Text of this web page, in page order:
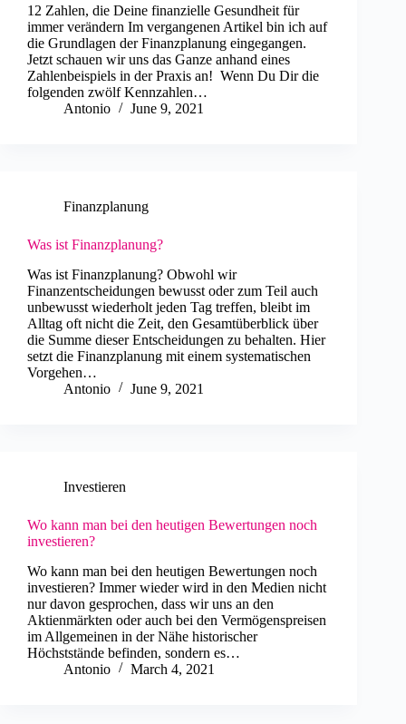
12 Zahlen, die Deine finanzielle Gesundheit für
immer verändern Im vergangenen Artikel bin ich auf
die Grundlagen der Finanzplanung eingegangen.
Jetzt schauen wir uns das Ganze anhand eines
Zahlenbeispiels in der Praxis an! Wenn Du Dir die
folgenden zwölf Kennzahlen…
Antonio
June 9, 2021
Finanzplanung
Was ist Finanzplanung?
Was ist Finanzplanung? Obwohl wir
Finanzentscheidungen bewusst oder zum Teil auch
unbewusst wiederholt jeden Tag treffen, bleibt im
Alltag oft nicht die Zeit, den Gesamtüberblick über
die Summe dieser Entscheidungen zu behalten. Hier
setzt die Finanzplanung mit einem systematischen
Vorgehen…
Antonio
June 9, 2021
Investieren
Wo kann man bei den heutigen Bewertungen noch
investieren?
Wo kann man bei den heutigen Bewertungen noch
investieren? Immer wieder wird in den Medien nicht
nur davon gesprochen, dass wir uns an den
Aktienmärkten oder auch bei den Vermögenspreisen
im Allgemeinen in der Nähe historischer
Höchststände befinden, sondern es…
Antonio
March 4, 2021